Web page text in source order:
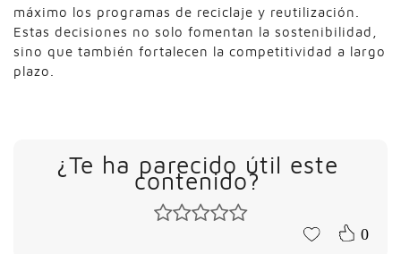
máximo los programas de reciclaje y reutilización.
Estas decisiones no solo fomentan la sostenibilidad,
sino que también fortalecen la competitividad a largo
plazo.
¿Te ha parecido útil este
contenido?
0